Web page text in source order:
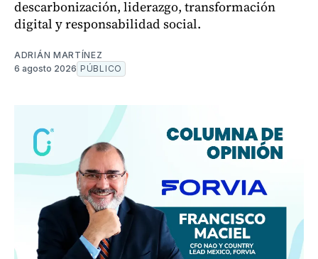
descarbonización, liderazgo, transformación
digital y responsabilidad social.
ADRIÁN MARTÍNEZ
6 agosto 2026 PÚBLICO